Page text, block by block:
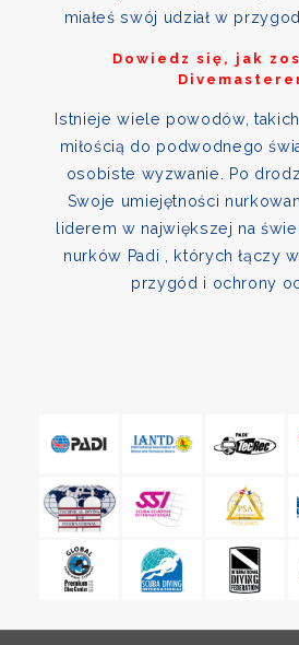
miałeś swój udział w
Dowiedz się, jak
Istnieje wiele powodów,
miłością do podwodnego
osobiste wyzwanie. Po
Swoje umiejętności
liderem w największej na
nurków Padi , których łączy
przygód i ochrony